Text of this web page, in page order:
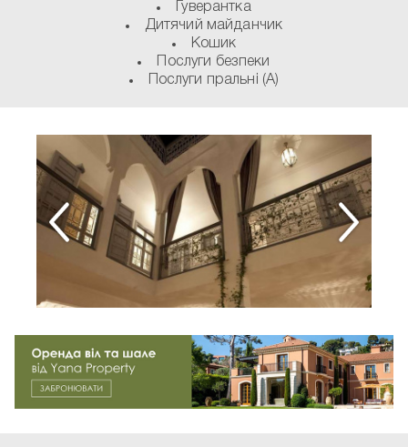
Гуверантка
Дитячий майданчик
Кошик
Послуги безпеки
Послуги пральні (A)